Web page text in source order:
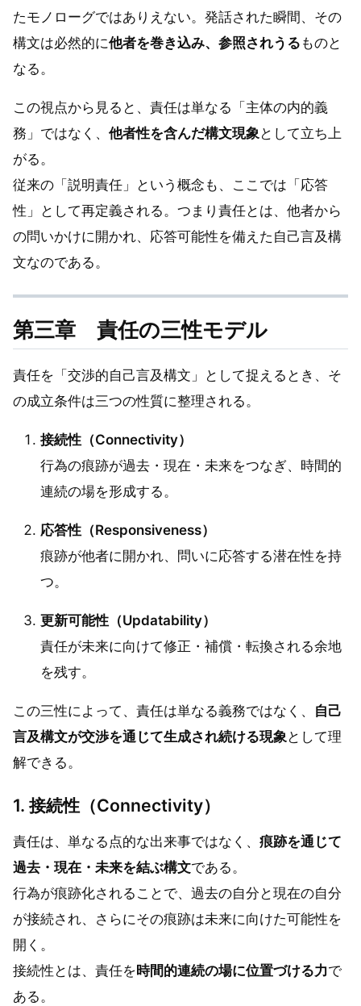
たモノローグではありえない。発話された瞬間、その
構文は必然的に他者を巻き込み、参照されうる ものと
なる。
この視点から見ると、責任は単なる「主体の内的義
務」ではなく、 他者性を含んだ構文現象 として立ち上
がる。
従来の「説明責任」という概念も、ここでは「応答
性」として再定義される。つまり責任とは、他者から
の問いかけに開かれ、応答可能性を備えた自己言及構
文なのである。
第三章 責任の三性モデル
責任を「交渉的自己言及構文」として捉えるとき、そ
の成立条件は三つの性質に整理される。
接続性（Connectivity）
行為の痕跡が過去・現在・未来をつなぎ、時間的
連続の場を形成する。
応答性（Responsiveness）
痕跡が他者に開かれ、問いに応答する潜在性を持
つ。
更新可能性（Updatability）
責任が未来に向けて修正・補償・転換される余地
を残す。
この三性によって、責任は単なる義務ではなく、 自己
言及構文が交渉を通じて生成され続ける現象 として理
解できる。
1. 接続性（Connectivity）
責任は、単なる点的な出来事ではなく、 痕跡を通じて
過去・現在・未来を結ぶ構文である。
行為が痕跡化されることで、過去の自分と現在の自分
が接続され、さらにその痕跡は未来に向けた可能性を
開く。
接続性とは、責任を時間的連続の場に位置づける力で
ある。